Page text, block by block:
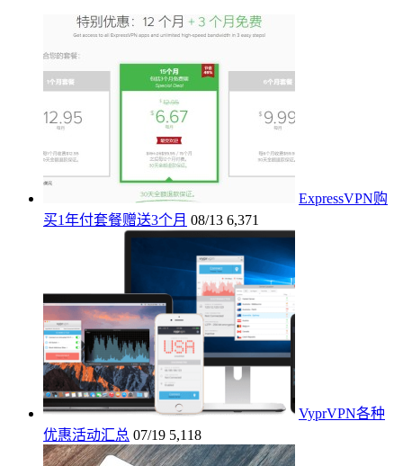
ExpressVPN购
买1年付套餐赠送3个月 08/13 6,371
VyprVPN各种
优惠活动汇总 07/19 5,118